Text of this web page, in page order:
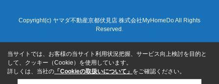
Copyright(c) ヤマダ不動産京都伏見店 株式会社MyHomeDo All Rights
Reserved.
当サイトでは、お客様の当サイト利用状況把握、サービス向上検討を目的と
して、クッキー（Cookie）を使用しています。
詳しくは、当社の 「Cookieの取扱いについて」 をご確認ください。